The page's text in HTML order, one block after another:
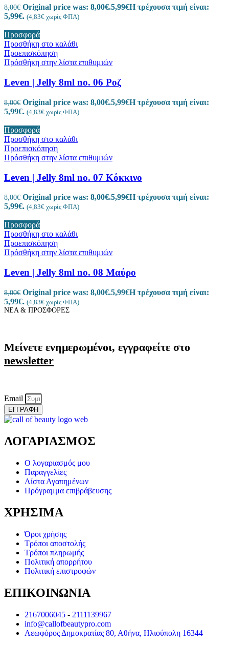
8,00€ Original price was: 8,00€.5,99€Η τρέχουσα τιμή είναι:
5,99€. (4,83€ χωρίς ΦΠΑ)
Προσφορά
Προσθήκη στο καλάθι
Προεπισκόπηση
Πρόσθήκη στην λίστα επιθυμιών
Leven | Jelly 8ml no. 06 Ροζ
8,00€ Original price was: 8,00€.5,99€Η τρέχουσα τιμή είναι:
5,99€. (4,83€ χωρίς ΦΠΑ)
Προσφορά
Προσθήκη στο καλάθι
Προεπισκόπηση
Πρόσθήκη στην λίστα επιθυμιών
Leven | Jelly 8ml no. 07 Κόκκινο
8,00€ Original price was: 8,00€.5,99€Η τρέχουσα τιμή είναι:
5,99€. (4,83€ χωρίς ΦΠΑ)
Προσφορά
Προσθήκη στο καλάθι
Προεπισκόπηση
Πρόσθήκη στην λίστα επιθυμιών
Leven | Jelly 8ml no. 08 Μαύρο
8,00€ Original price was: 8,00€.5,99€Η τρέχουσα τιμή είναι:
5,99€. (4,83€ χωρίς ΦΠΑ)
ΝΕΑ & ΠΡΟΣΦΟΡΕΣ
Μείνετε ενημερωμένοι, εγγραφείτε στο
newsletter
Email
ΕΓΓΡΑΦΗ
ΛΟΓΑΡΙΑΣΜΟΣ
Ο λογαριασμός μου
Παραγγελίες
Λίστα Αγαπημένων
Πρόγραμμα επιβράβευσης
ΧΡΗΣΙΜΑ
Όροι χρήσης
Τρόποι αποστολής
Τρόποι πληρωμής
Πολιτική απορρήτου
Πολιτική επιστροφών
ΕΠΙΚΟΙΝΩΝΙΑ
2167006045 - 2111139967
info@callofbeautypro.com
Λεωφόρος Δημοκρατίας 80, Αθήνα, Ηλιούπολη 16344